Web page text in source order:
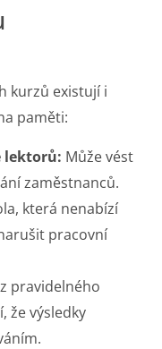
kurzů existují i
paměti:
lektorů: Může vést
zaměstnanců.
která nenabízí
pracovní
pravidelného
že výsledky